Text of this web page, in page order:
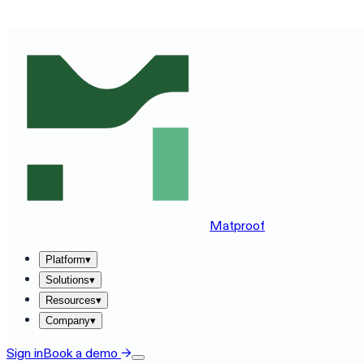
Matproof
Platform▾
Solutions▾
Resources▾
Company▾
Sign inBook a demo →